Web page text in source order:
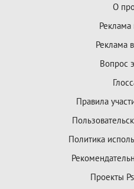
О
Реклама
Реклама
Вопрос
Правила
Политика
Проекты